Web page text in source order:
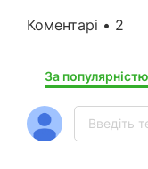
Коментарі • 2
За популярністю